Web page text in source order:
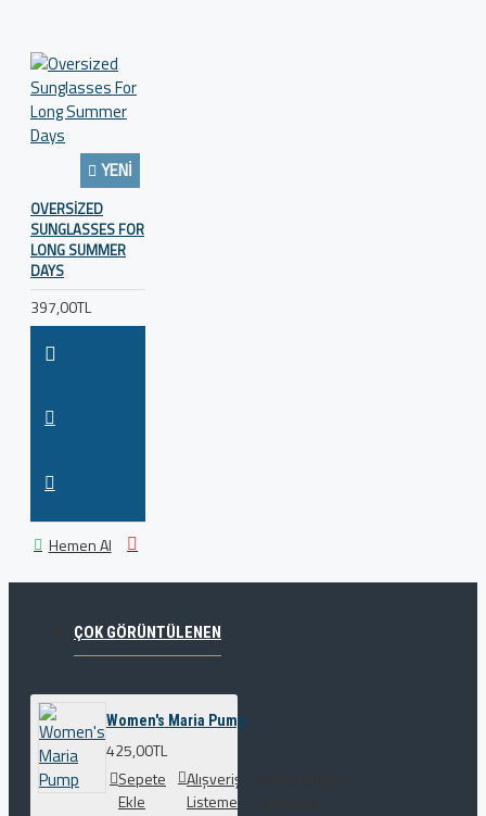
YENI
OVERSIZED
SUNGLASSES FOR
LONG SUMMER
DAYS
397,00TL
Hemen Al
ÇOK GÖRÜNTÜLENEN
Women's Maria Pump
425,00TL
Sepete
Ekle
Alışveriş
Listeme